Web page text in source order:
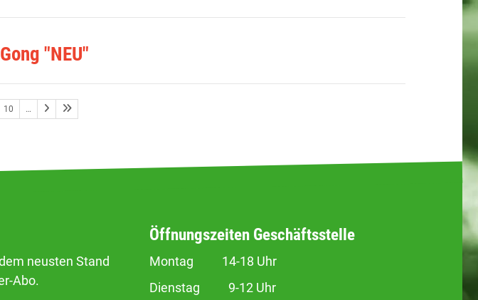
"NEU"
10 …
neusten Stand
Abo.
Öffnungszeiten Geschäftsstelle
Montag 14-18 Uhr
Dienstag 9-12 Uhr